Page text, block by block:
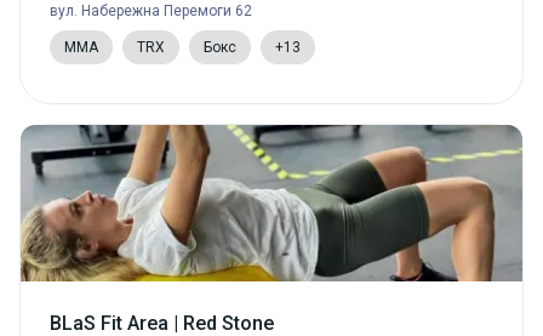
вул. Набережна Перемоги 62
MMA TRX Бокс +13
BLaS Fit Area | Red Stone